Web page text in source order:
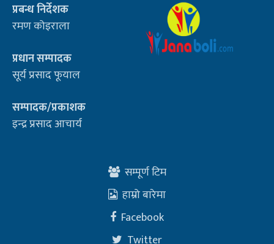
प्रबन्ध निर्देशक
रमण कोइराला
प्रधान सम्पादक
सूर्य प्रसाद फूयाल
सम्पादक/प्रकाशक
इन्द्र प्रसाद आचार्य
सम्पूर्ण टिम
हाम्रो बारेमा
Facebook